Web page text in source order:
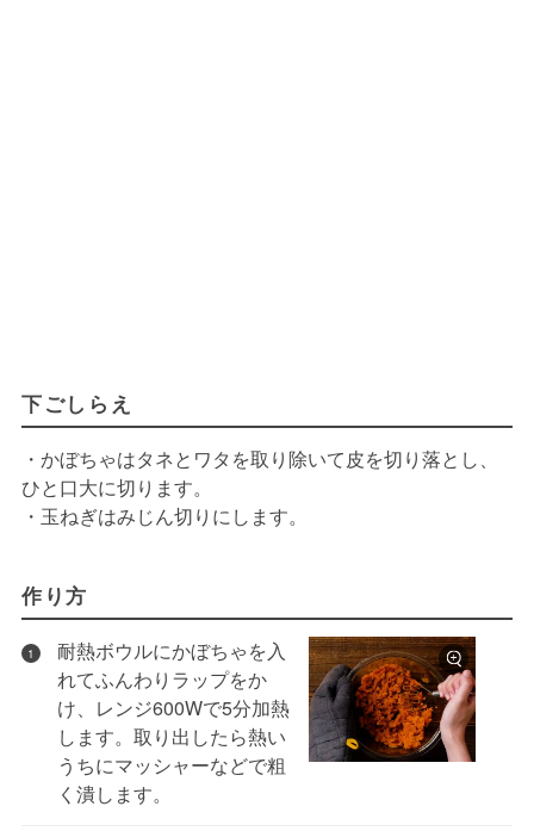
下ごしらえ
・かぼちゃはタネとワタを取り除いて皮を切り落とし、
ひと口大に切ります。
・玉ねぎはみじん切りにします。
作り方
1
耐熱ボウルにかぼちゃを入
れてふんわりラップをか
け、レンジ600Wで5分加熱
します。取り出したら熱い
うちにマッシャーなどで粗
く潰します。